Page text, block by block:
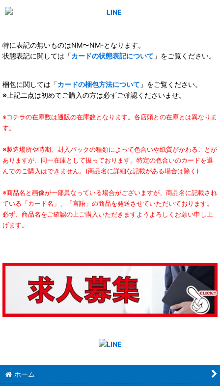
特に表記の無いものはNM〜NM-となります。
状態表記に関しては「カードの状態表記について 」をご覧ください。
梱包に関しては「カードの梱包方法について 」をご覧ください。
※上記二点は初めてご購入の方は必ずご確認くださいませ。
※コチラの在庫数は通販の在庫数となります。各店頭との在庫とは異なりま
す。
※製造場所や時期、封入パックの種類によって色合いや紙質がかわることが
ありますが、同一在庫として扱っております。特定の色合いのカードを選
んでのご購入はできません。(商品名に詳細な記載がある場合は除く)
※商品名と画像が一部異なっている場合がございますが、商品名に記載され
ている「カード名」、「言語」の商品を発送させていただいております。
必ず、商品名をご確認の上ご購入いただきますようよろしくお願い申し上
げます。
ホーム